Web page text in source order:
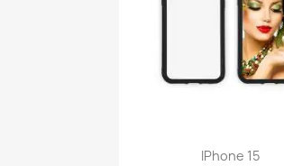
Aperçu rapide
IPhone 15